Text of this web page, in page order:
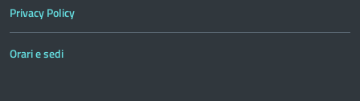
Privacy Policy
Orari e sedi